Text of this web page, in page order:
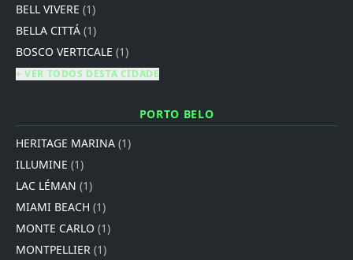
BELL VIVERE (1)
BELLA CITTÁ (1)
BOSCO VERTICALE (1)
+ VER TODOS DESTA CIDADE
PORTO BELO
HERITAGE MARINA (1)
ILLUMINE (1)
LAC LÉMAN (1)
MIAMI BEACH (1)
MONTE CARLO (1)
MONTPELLIER (1)